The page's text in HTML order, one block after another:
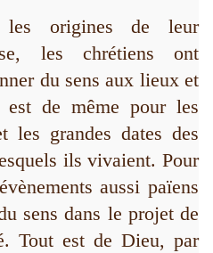
origines de leur
les chrétiens ont
du sens aux lieux et
de même pour les
les grandes dates des
ils vivaient. Pour
aussi païens
sens dans le projet de
Tout est de Dieu, par